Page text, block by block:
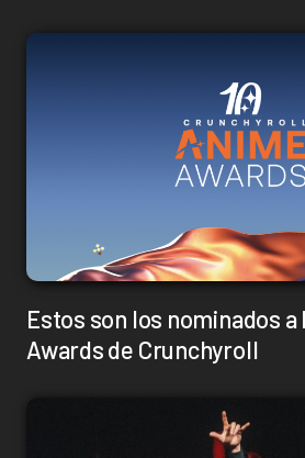
Estos son los nominados a
Awards de Crunchyroll